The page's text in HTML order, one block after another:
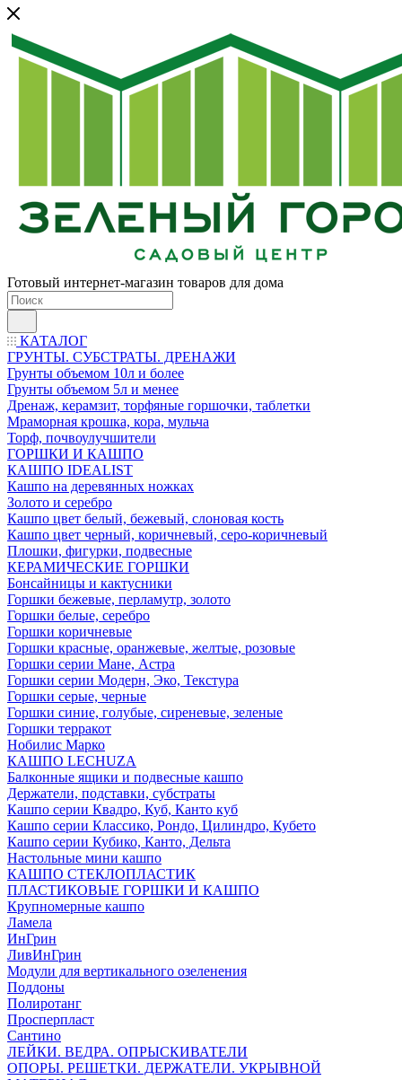
Готовый интернет-магазин товаров для дома
КАТАЛОГ
ГРУНТЫ. СУБСТРАТЫ. ДРЕНАЖИ
Грунты объемом 10л и более
Грунты объемом 5л и менее
Дренаж, керамзит, торфяные горшочки, таблетки
Мраморная крошка, кора, мульча
Торф, почвоулучшители
ГОРШКИ И КАШПО
КАШПО IDEALIST
Кашпо на деревянных ножках
Золото и серебро
Кашпо цвет белый, бежевый, слоновая кость
Кашпо цвет черный, коричневый, серо-коричневый
Плошки, фигурки, подвесные
КЕРАМИЧЕСКИЕ ГОРШКИ
Бонсайницы и кактусники
Горшки бежевые, перламутр, золото
Горшки белые, серебро
Горшки коричневые
Горшки красные, оранжевые, желтые, розовые
Горшки серии Мане, Астра
Горшки серии Модерн, Эко, Текстура
Горшки серые, черные
Горшки синие, голубые, сиреневые, зеленые
Горшки терракот
Нобилис Марко
КАШПО LECHUZA
Балконные ящики и подвесные кашпо
Держатели, подставки, субстраты
Кашпо серии Квадро, Куб, Канто куб
Кашпо серии Классико, Рондо, Цилиндро, Кубето
Кашпо серии Кубико, Канто, Дельта
Настольные мини кашпо
КАШПО СТЕКЛОПЛАСТИК
ПЛАСТИКОВЫЕ ГОРШКИ И КАШПО
Крупномерные кашпо
Ламела
ИнГрин
ЛивИнГрин
Модули для вертикального озеленения
Поддоны
Полиротанг
Просперпласт
Сантино
ЛЕЙКИ. ВЕДРА. ОПРЫСКИВАТЕЛИ
ОПОРЫ. РЕШЕТКИ. ДЕРЖАТЕЛИ. УКРЫВНОЙ